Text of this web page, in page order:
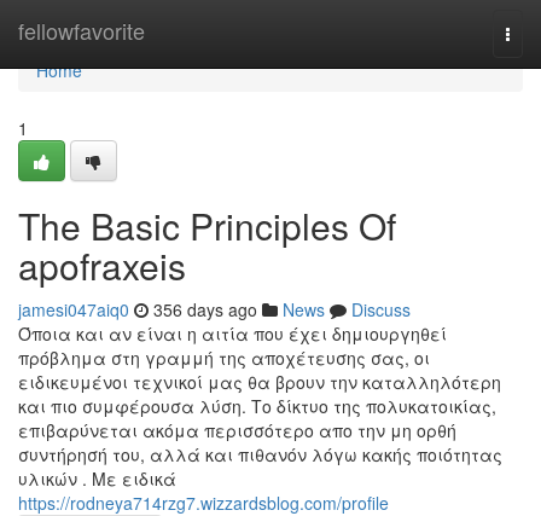
fellowfavorite
Home
Home
1
The Basic Principles Of
apofraxeis
jamesi047aiq0 356 days ago News
Discuss
Όποια και αν είναι η αιτία που έχει δημιουργηθεί
πρόβλημα στη γραμμή της αποχέτευσης σας, οι
ειδικευμένοι τεχνικοί μας θα βρουν την καταλληλότερη
και πιο συμφέρουσα λύση. Το δίκτυο της πολυκατοικίας,
επιβαρύνεται ακόμα περισσότερο απο την μη ορθή
συντήρησή του, αλλά και πιθανόν λόγω κακής ποιότητας
υλικών . Με ειδικά
https://rodneya714rzg7.wizzardsblog.com/profile